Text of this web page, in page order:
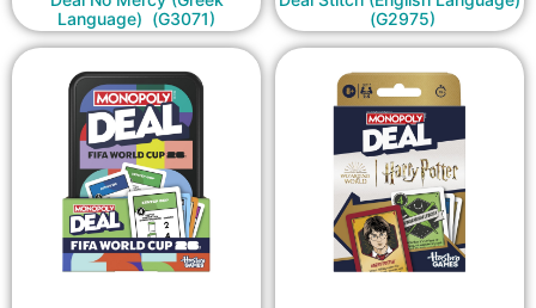
Language) (G3071)
(G2975)